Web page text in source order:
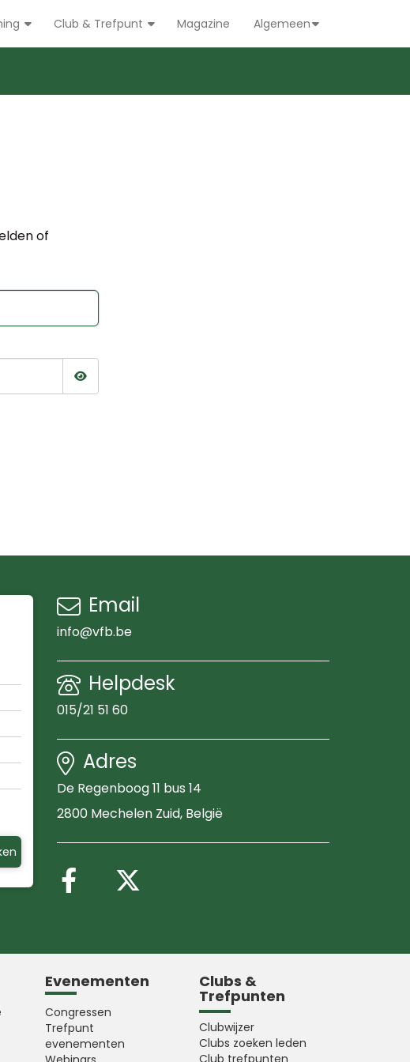
Club & Trefpunt Magazine Algemeen
of
Wachtwoord tonen
Email
info@vfb.be
Helpdesk
015/21 51 60
Adres
De Regenboog 11 bus 14
2800 Mechelen Zuid, België
Volg ons op Facebook
Evenementen
Congressen
Trefpunt
evenementen
Clubs &
Trefpunten
Clubwijzer
Clubs zoeken leden
Club trefpunten